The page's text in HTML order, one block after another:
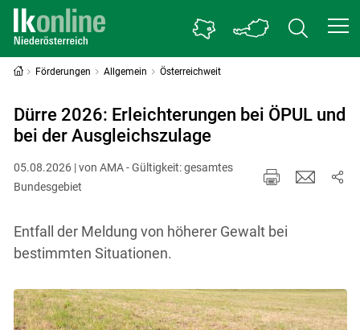
Förderungen Allgemein Österreichweit
Dürre 2026: Erleichterungen bei ÖPUL und
bei der Ausgleichszulage
05.08.2026 | von AMA - Gültigkeit: gesamtes
Bundesgebiet
Entfall der Meldung von höherer Gewalt bei
bestimmten Situationen.